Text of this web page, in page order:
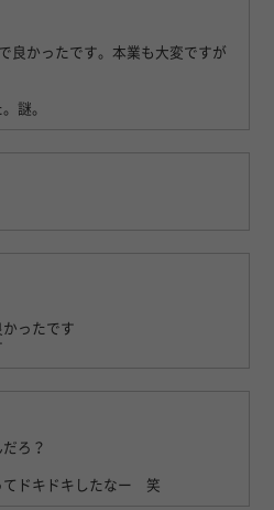
良かったです。本業も大変ですが
謎。
ったです
ろ？
ドキドキしたなー 笑